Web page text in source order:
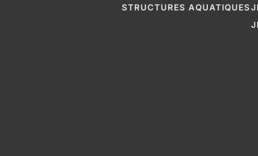
STRUCTURES AQUATIQUES